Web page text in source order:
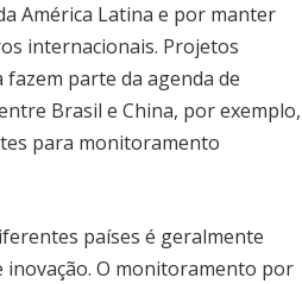
América Latina e por manter
internacionais. Projetos
parte da agenda de
Brasil e China, por exemplo,
para monitoramento
países é geralmente
O monitoramento por